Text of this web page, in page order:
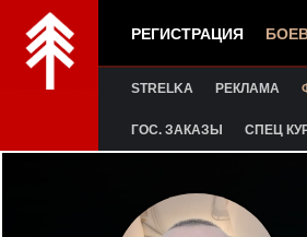
РЕГИСТРАЦИЯ
STRELKA РЕКЛАМА
ГОС. ЗАКАЗЫ СПЕЦ